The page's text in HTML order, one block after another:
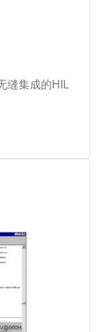
缝集成的HIL